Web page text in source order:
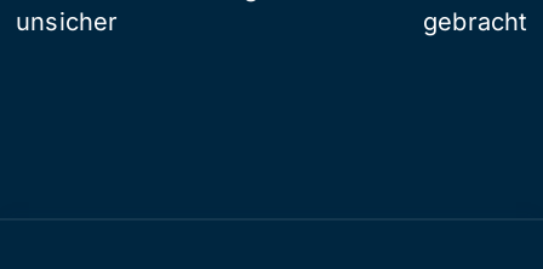
unsicher
gebracht